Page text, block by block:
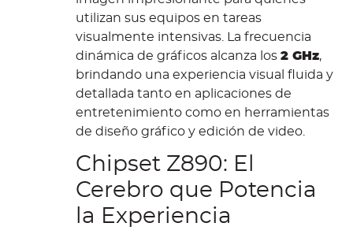
utilizan sus equipos en tareas
visualmente intensivas. La frecuencia
dinámica de gráficos alcanza los 2 GHz,
brindando una experiencia visual fluida y
detallada tanto en aplicaciones de
entretenimiento como en herramientas
de diseño gráfico y edición de video.
Chipset Z890: El
Cerebro que Potencia
la Experiencia